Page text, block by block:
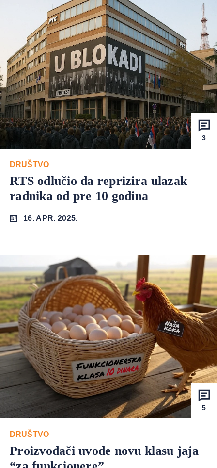
3
DRUŠTVO
RTS odlučio da reprizira ulazak
radnika od pre 10 godina
16. APR. 2025.
5
DRUŠTVO
Proizvođači uvode novu klasu jaja